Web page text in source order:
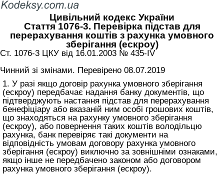
Цивільний кодекс України
Стаття 1076-3. Перевірка підстав для
перерахування коштів з рахунка умовного
зберігання (ескроу)
Ст. 1076-3 ЦКУ від 16.01.2003 № 435-IV
Чинний зі змінами. Перевірено 08.07.2019
1. У разі якщо договір рахунка умовного зберігання
(ескроу) передбачає надання банку документів, що
підтверджують настання підстав для перерахування
бенефіціару або вказаній ним особі грошових коштів,
що знаходяться на рахунку умовного зберігання
(ескроу), або повернення таких коштів володільцю
рахунка, банк перевіряє такі документи на
відповідність умовам договору рахунка умовного
зберігання (ескроу) виключно за зовнішніми ознаками,
якщо інше не передбачено законом або договором
рахунка умовного зберігання (ескроу).